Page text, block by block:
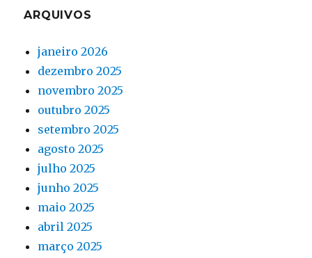
ARQUIVOS
janeiro 2026
dezembro 2025
novembro 2025
outubro 2025
setembro 2025
agosto 2025
julho 2025
junho 2025
maio 2025
abril 2025
março 2025